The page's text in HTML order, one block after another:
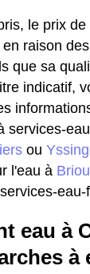
le prix
raison
que sa
indicatif,
services-
ou
l'eau à
eau-
eau à
à